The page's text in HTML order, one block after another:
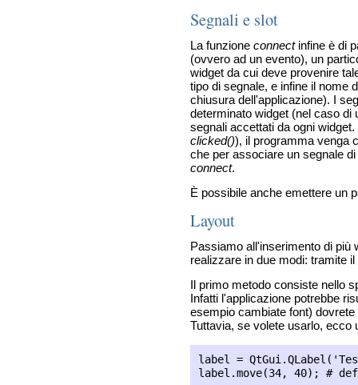
Segnali e slot
La funzione connectinfine è di
(ovvero ad un evento), un
widget da cui deve provenire
tipo di segnale, e infine il nome
chiusura dell'applicazione). I
determinato widget (nel caso di
segnali accettati da ogni
clicked()), il programma venga
che per associare un segnale
connect.
È possibile anche emettere un
Layout
Passiamo all'inserimento di più
realizzare in due modi: tramite
Il primo metodo consiste nello
Infatti l'applicazione potrebbe
esempio cambiate font)
Tuttavia, se volete usarlo, ecco
label =